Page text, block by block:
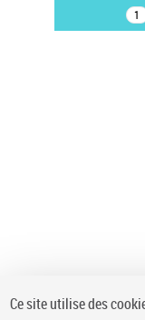
Type de notice
Ce site utilise des